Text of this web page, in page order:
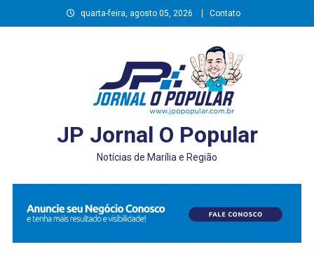
to
quarta-feira, agosto 05, 2026 Contato
JP Jornal O Popular
Notícias de Marília e Região